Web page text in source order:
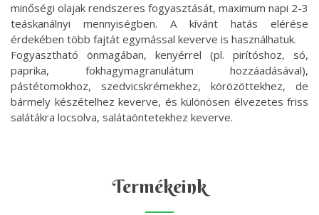
minőségi olajak rendszeres fogyasztását, maximum napi 2-3
teáskanálnyi mennyiségben. A kívánt hatás elérése
érdekében több fajtát egymással keverve is használhatuk.
Fogyasztható önmagában, kenyérrel (pl. pirítóshoz, só,
paprika, fokhagymagranulátum hozzáadásával),
pástétomokhoz, szedvicskrémekhez, körözöttekhez, de
bármely készételhez keverve, és különösen élvezetes friss
salátákra locsolva, salátaöntetekhez keverve.
Termékeink